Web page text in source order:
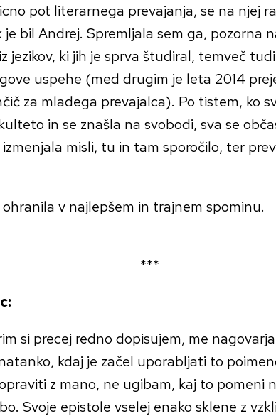
pot literarnega prevajanja, se na njej
je bil Andrej. Spremljala sem ga, pozorna
jezikov, ki jih je sprva študiral, temveč
uspehe (med drugim je leta 2014
za mladega prevajalca). Po tistem, ko
in se znašla na svobodi, sva se
izmenjala misli, tu in tam sporočilo, ter
v najlepšem in trajnem spominu.
***
si precej redno dopisujem, me
kdaj je začel uporabljati to
z mano, ne ugibam, kaj to pomeni
Svoje epistole vselej enako sklene z